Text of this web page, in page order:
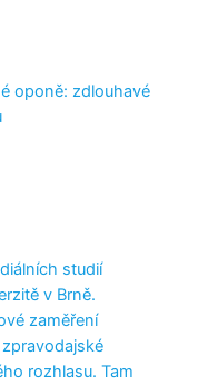
oponě: zdlouhavé
studií
v Brně.
zaměření
rozhlasu. Tam